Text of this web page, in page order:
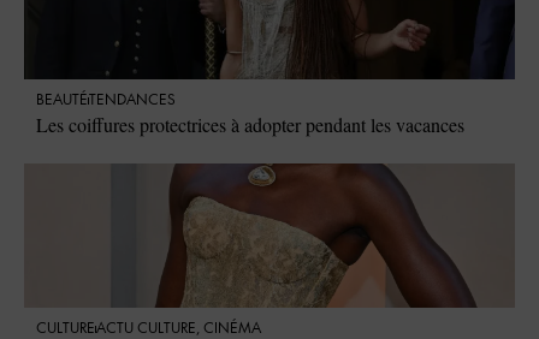
BEAUTÉ TENDANCES
Les coiffures protectrices à adopter pendant les vacances
CULTUREACTU CULTURE, CINÉMA